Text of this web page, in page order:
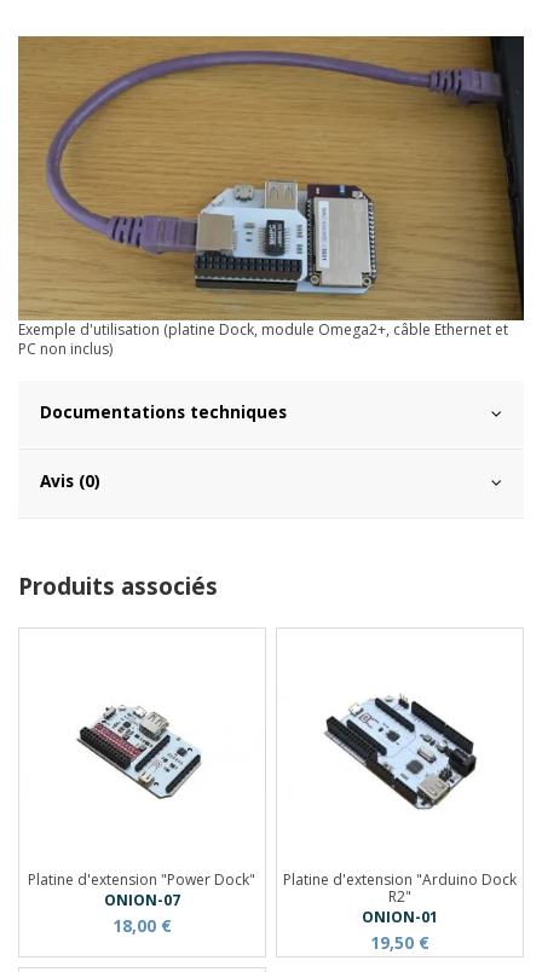
Exemple d'utilisation (platine Dock, module Omega2+, câble Ethernet et
PC non inclus)
Documentations techniques
Avis (0)
Produits associés
Platine d'extension "Power Dock"
ONION-07
18,00 €
Platine d'extension "Arduino Dock
R2"
ONION-01
19,50 €